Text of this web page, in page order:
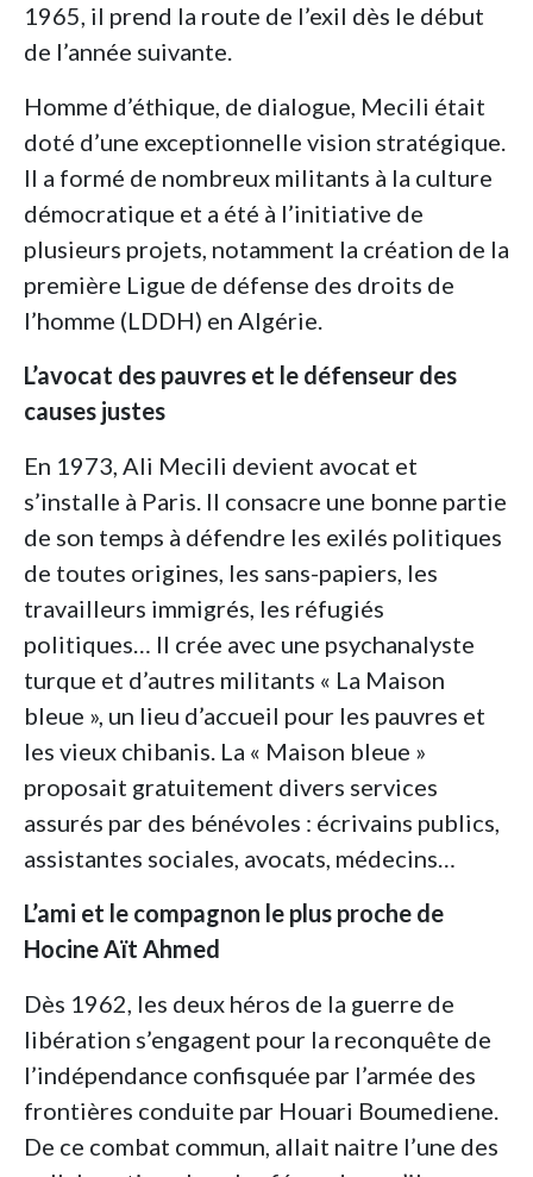
1965, il prend la route de l’exil dès le début
de l’année suivante.
Homme d’éthique, de dialogue, Mecili était
doté d’une exceptionnelle vision stratégique.
Il a formé de nombreux militants à la culture
démocratique et a été à l’initiative de
plusieurs projets, notamment la création de la
première Ligue de défense des droits de
l’homme (LDDH) en Algérie.
L’avocat des pauvres et le défenseur des
causes justes
En 1973, Ali Mecili devient avocat et
s’installe à Paris. Il consacre une bonne partie
de son temps à défendre les exilés politiques
de toutes origines, les sans-papiers, les
travailleurs immigrés, les réfugiés
politiques… Il crée avec une psychanalyste
turque et d’autres militants « La Maison
bleue », un lieu d’accueil pour les pauvres et
les vieux chibanis. La « Maison bleue »
proposait gratuitement divers services
assurés par des bénévoles : écrivains publics,
assistantes sociales, avocats, médecins…
L’ami et le compagnon le plus proche de
Hocine Aït Ahmed
Dès 1962, les deux héros de la guerre de
libération s’engagent pour la reconquête de
l’indépendance confisquée par l’armée des
frontières conduite par Houari Boumediene.
De ce combat commun, allait naitre l’une des